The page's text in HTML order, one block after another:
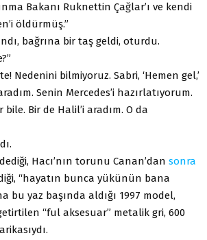
Bakanı Ruknettin Çağlar’ı ve kendi
öldürmüş.”
bağrına bir taş geldi, oturdu.
Nedenini bilmiyoruz. Sabri, ‘Hemen gel,’
Senin Mercedes’i hazırlatıyorum.
Bir de Halil’i aradım. O da
Hacı’nın torunu Canan’dan sonra
“hayatın bunca yükünün bana
bu yaz başında aldığı 1997 model,
“ful aksesuar” metalik gri, 600